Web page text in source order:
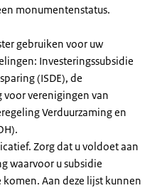
monumentenstatus.
gebruiken voor uw
Investeringssubsidie
(ISDE), de
voor verenigingen van
Verduurzaming en
Zorg dat u voldoet aan
waarvoor u subsidie
Aan deze lijst kunnen